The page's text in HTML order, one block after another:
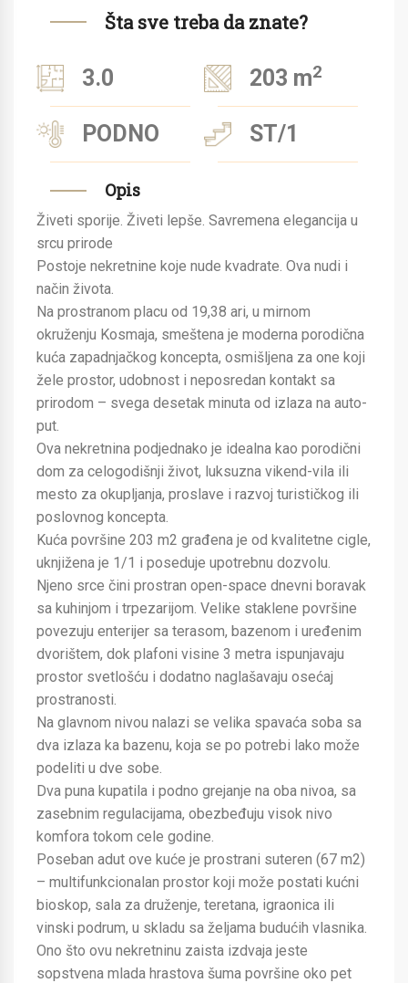
Šta sve treba da znate?
3.0 203 m2
PODNO ST/1
Opis
Živeti sporije. Živeti lepše. Savremena elegancija u
srcu prirode
Postoje nekretnine koje nude kvadrate. Ova nudi i
način života.
Na prostranom placu od 19,38 ari, u mirnom
okruženju Kosmaja, smeštena je moderna porodična
kuća zapadnjačkog koncepta, osmišljena za one koji
žele prostor, udobnost i neposredan kontakt sa
prirodom – svega desetak minuta od izlaza na auto-
put.
Ova nekretnina podjednako je idealna kao porodični
dom za celogodišnji život, luksuzna vikend-vila ili
mesto za okupljanja, proslave i razvoj turističkog ili
poslovnog koncepta.
Kuća površine 203 m2 građena je od kvalitetne cigle,
uknjižena je 1/1 i poseduje upotrebnu dozvolu.
Njeno srce čini prostran open-space dnevni boravak
sa kuhinjom i trpezarijom. Velike staklene površine
povezuju enterijer sa terasom, bazenom i uređenim
dvorištem, dok plafoni visine 3 metra ispunjavaju
prostor svetlošću i dodatno naglašavaju osećaj
prostranosti.
Na glavnom nivou nalazi se velika spavaća soba sa
dva izlaza ka bazenu, koja se po potrebi lako može
podeliti u dve sobe.
Dva puna kupatila i podno grejanje na oba nivoa, sa
zasebnim regulacijama, obezbeđuju visok nivo
komfora tokom cele godine.
Poseban adut ove kuće je prostrani suteren (67 m2)
– multifunkcionalan prostor koji može postati kućni
bioskop, sala za druženje, teretana, igraonica ili
vinski podrum, u skladu sa željama budućih vlasnika.
Ono što ovu nekretninu zaista izdvaja jeste
sopstvena mlada hrastova šuma površine oko pet